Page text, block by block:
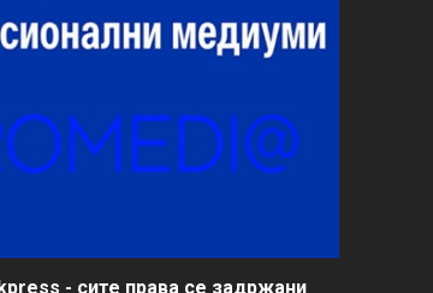
- сите права се задржани